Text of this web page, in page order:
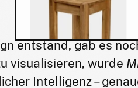
entstand, gab es
visualisieren, wurde
Intelligenz –